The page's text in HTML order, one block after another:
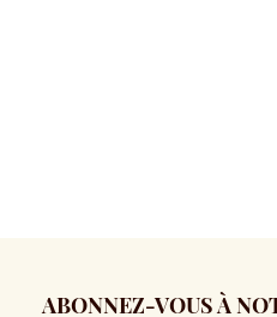
ABONNEZ-VOUS À